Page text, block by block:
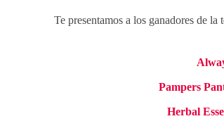
Te presentamos a los ganadores de
Pampers
Herbal